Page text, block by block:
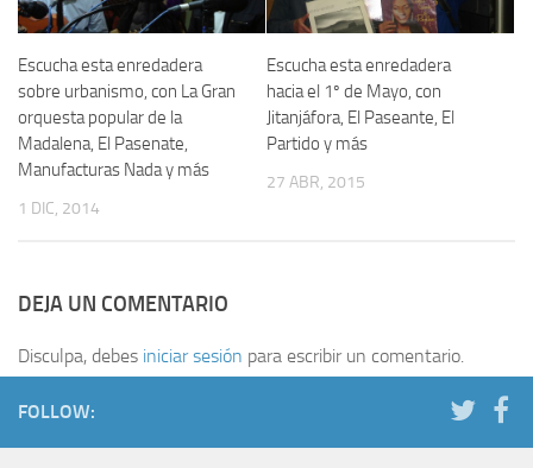
Escucha esta enredadera
sobre urbanismo, con La Gran
orquesta popular de la
Madalena, El Pasenate,
Manufacturas Nada y más
1 DIC, 2014
Escucha esta enredadera
hacia el 1º de Mayo, con
Jitanjáfora, El Paseante, El
Partido y más
27 ABR, 2015
DEJA UN COMENTARIO
Disculpa, debes iniciar sesión para escribir un comentario.
FOLLOW: